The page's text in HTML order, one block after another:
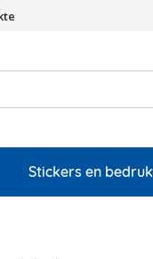
Stickers en